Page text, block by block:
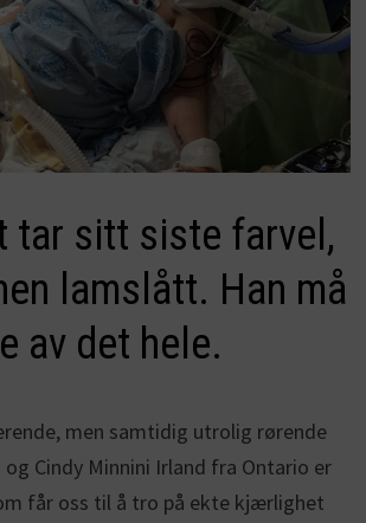
tar sitt siste farvel,
lamslått. Han må
av det hele.
men samtidig utrolig rørende
Cindy Minnini Irland fra Ontario er
får oss til å tro på ekte kjærlighet